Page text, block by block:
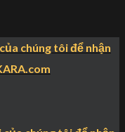
chúng tôi để nhận